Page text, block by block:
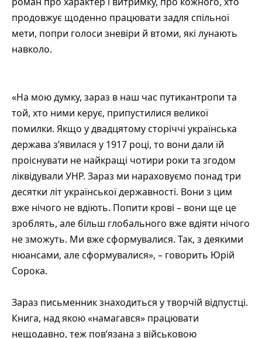
продовжує щоденно працювати задля спільної
мети, попри голоси зневіри й втоми, які лунають
навколо.
«На мою думку, зараз в наш час путикантропи та
той, хто ними керує, припустилися великої
помилки. Якщо у двадцятому сторіччі українська
держава з’явилася у 1917 році, то вони дали їй
проіснувати не найкращі чотири роки та згодом
ліквідували УНР. Зараз ми нараховуємо понад три
десятки літ української державності. Вони з цим
вже нічого не вдіють. Попити крові – вони ще це
зроблять, але більш глобального вже вдіяти нічого
не зможуть. Ми вже сформувалися. Так, з деякими
нюансами, але сформувалися», – говорить Юрій
Сорока.
Зараз письменник знаходиться у творчій відпустці.
Книга, над якою «намагався» працювати
нещодавно, теж пов’язана з військовою